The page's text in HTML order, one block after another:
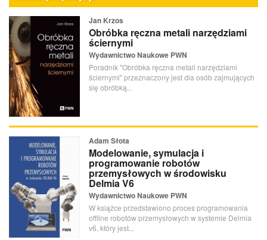
Jan Krzos
Obróbka ręczna metali narzędziami
ściernymi
Wydawnictwo Naukowe PWN
Poradnik "Obróbka ręczna metali narzędziami
ściernymi" przeznaczony jest dla osób zajmujących
się obróbką...
Adam Słota
Modelowanie, symulacja i
programowanie robotów
przemysłowych w środowisku
Delmia V6
Wydawnictwo Naukowe PWN
W książce przedstawiono proces programowania
offline robotów przemysłowych w systemie Delmia
v6, który jest...